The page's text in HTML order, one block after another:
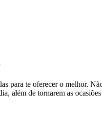
para te oferecer o melhor.
além de tornarem as